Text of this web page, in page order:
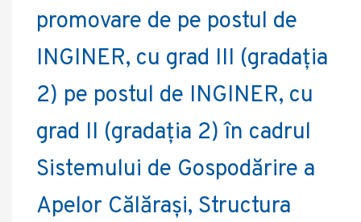
promovare de pe postul de
INGINER, cu grad III (gradația
2) pe postul de INGINER, cu
grad II (gradația 2) în cadrul
Sistemului de Gospodărire a
Apelor Călărași, Structura